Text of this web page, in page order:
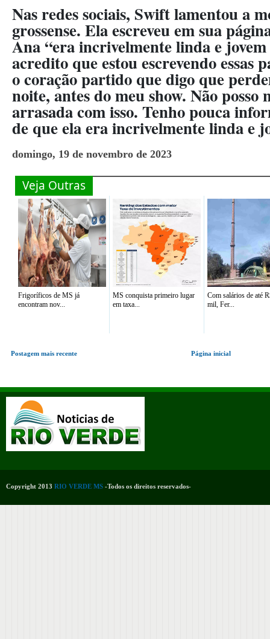
Nas redes sociais, Swift lamentou a
grossense. Ela escreveu em sua
Ana “era incrivelmente linda e jovem
acredito que estou escrevendo essas
o coração partido que digo que
noite, antes do meu show. Não posso
arrasada com isso. Tenho pouca
de que ela era incrivelmente linda e
domingo, 19 de novembro de 2023
Veja Outras
Frigoríficos de MS já
encontram nov...
MS conquista primeiro lugar
em taxa...
Com salários de até
mil, Fer...
Postagem mais recente Página inicial
Copyright 2013 RIO VERDE MS -Todos os direitos reservados-